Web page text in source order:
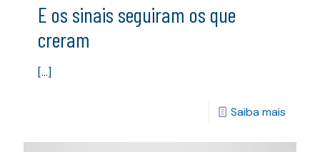
E os sinais seguiram os que
creram
[…]
Saiba mais